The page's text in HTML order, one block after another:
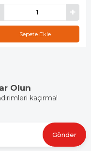
Sepete Ekle
Olun
kaçırma!
Gönder